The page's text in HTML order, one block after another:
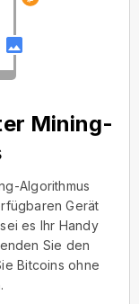
Mining-
Algorithmus
Gerät
es Ihr Handy
Sie den
Bitcoins ohne